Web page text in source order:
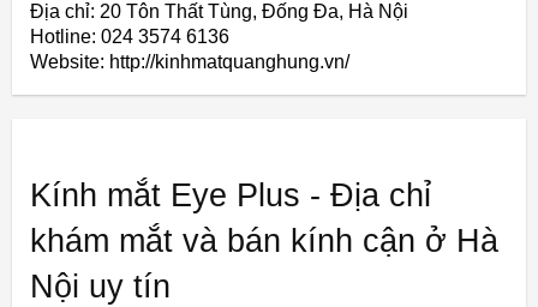
Địa chỉ: 20 Tôn Thất Tùng, Đống Đa, Hà Nội
Hotline: 024 3574 6136
Website: http://kinhmatquanghung.vn/
Kính mắt Eye Plus - Địa chỉ
khám mắt và bán kính cận ở Hà
Nội uy tín